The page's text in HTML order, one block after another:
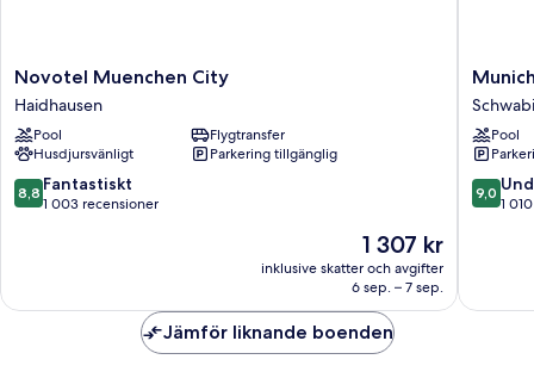
Novotel
Muenchen
City
Haidhausen
Novotel Muenchen City
Haidhausen
Pool
Flygtransfer
Husdjursvänligt
Parkering tillgänglig
8.8
av
8,8 Fantastiskt
1 003 recensioner
Priset
1 307 kr
1 307 kr
inklusive skatter och avgifter
6 sep. – 7 sep.
Munich
Marriott
Hotel
Pool
9.0
av
9,0
1
Jämför liknande boenden